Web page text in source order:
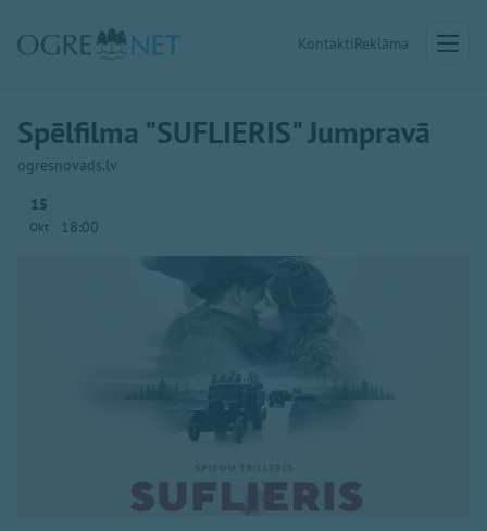
KontaktiReklāma
Spēlfilma "SUFLIERIS" Jumpravā
ogresnovads.lv
15
Okt 18:00